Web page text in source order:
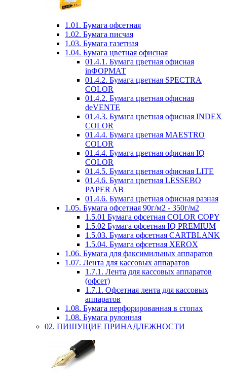
1.01. Бумага офсетная
1.02. Бумага писчая
1.03. Бумага газетная
1.04. Бумага цветная офисная
01.4.1. Бумага цветная офисная
inФОРМАТ
01.4.2. Бумага цветная SPECTRA
COLOR
01.4.2. Бумага цветная офисная
deVENTE
01.4.3. Бумага цветная офисная INDEX
COLOR
01.4.4. Бумага цветная MAESTRO
COLOR
01.4.4. Бумага цветная офисная IQ
COLOR
01.4.5. Бумага цветная офисная LITE
01.4.6. Бумага цветная LESSEBO
PAPER AB
01.4.6. Бумага цветная офисная разная
1.05. Бумага офсетная 90г/м2 - 350г/м2
1.5.01 Бумага офсетная COLOR COPY
1.5.02 Бумага офсетная IQ PREMIUM
1.5.03. Бумага офсетная CARTBLANK
1.5.04. Бумага офсетная XEROX
1.06. Бумага для факсимильных аппаратов
1.07. Лента для кассовых аппаратов
1.7.1. Лента для кассовых аппаратов
(офсет)
1.7.1. Офсетная лента для кассовых
аппаратов
1.08. Бумага перфорированная в стопах
1.08. Бумага рулонная
02. ПИШУЩИЕ ПРИНАДЛЕЖНОСТИ